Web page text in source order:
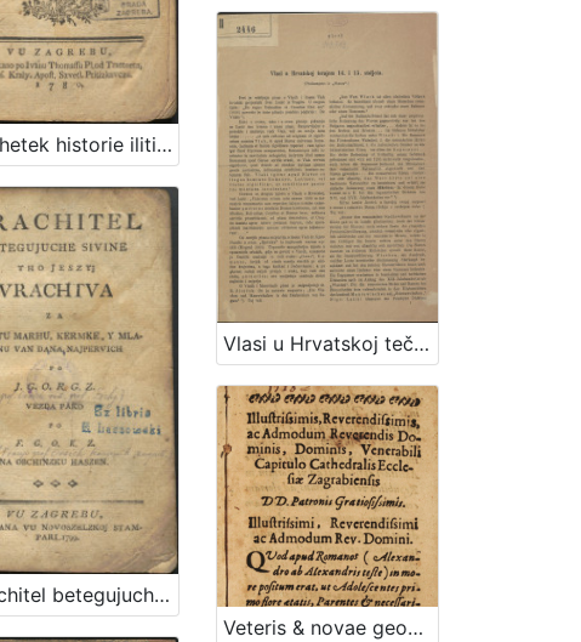
Zachetek historie iliti Kratki y lehkek nachin mlade lyudi historie nauchiti : knisicza perva : historia Szvetoga Piszma / od Jednoga Massnika iz Tovarustva Jesussevoga z-diachkem jezikom popiszan ; od drugoga pak na horvaczki obernyen za skole toga iztoga tovarustva
Vrachitel betegujuche sivine tho jeszt Vrachtva za rogatu marhu, kermke, y mladinu / van dana najpervich po J. G. O. R. G. Z. ; vezda pako po F. G. O. K. Z. na obchinzku haszen
Vlasi u Hrvatskoj tečajem 14. i 15. stoljeća / [Vjekoslav Klaić]
Veteris & novae geographiae compendiosa congeries. Seu Compendiosa expositio geographica Europae, Asiae, Africae, Americaeque tipo data, dum in almo caesareo Societatis Jesu Gymnasio Zagrabiensi mense Augusto, die Theses ex Universa Philosophia defenderet ... Andreas Svehar Croata Petriniensis / Praeside r.p. Jacobo Peiaczevich e Soc. Jesu aa. ll. & Philosophiae Professore